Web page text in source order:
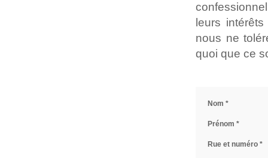
leurs
nous ne
quoi que ce
Nom *
Prénom *
Rue et numéro *